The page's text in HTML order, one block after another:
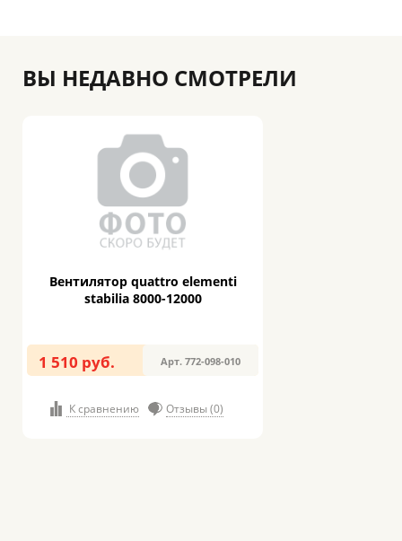
ВЫ НЕДАВНО СМОТРЕЛИ
Вентилятор quattro elementi
stabilia 8000-12000
1 510 руб. Арт. 772-098-010
К сравнению Отзывы (0)